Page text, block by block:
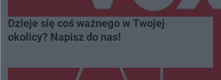
Dzieje się coś ważnego w Twojej
okolicy? Napisz do nas!